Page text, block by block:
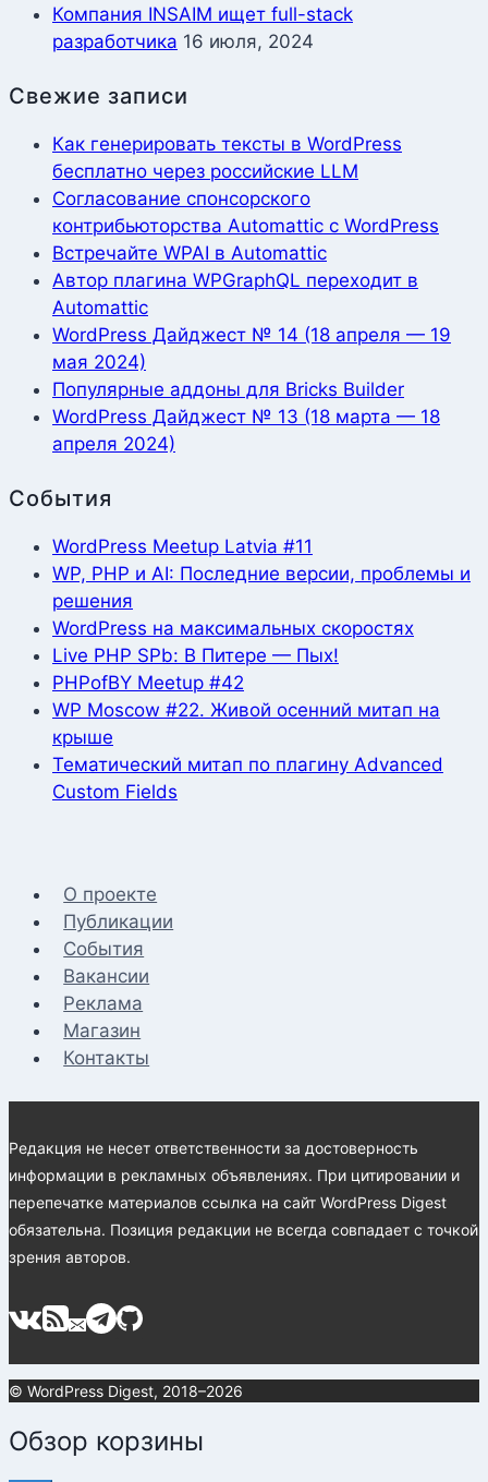
Компания INSAIM ищет full-stack
разработчика 16 июля, 2024
Свежие записи
Как генерировать тексты в WordPress
бесплатно через российские LLM
Согласование спонсорского
контрибьюторства Automattic с WordPress
Встречайте WPAI в Automattic
Автор плагина WPGraphQL переходит в
Automattic
WordPress Дайджест № 14 (18 апреля — 19
мая 2024)
Популярные аддоны для Bricks Builder
WordPress Дайджест № 13 (18 марта — 18
апреля 2024)
События
WordPress Meetup Latvia #11
WP, PHP и AI: Последние версии, проблемы и
решения
WordPress на максимальных скоростях
Live PHP SPb: В Питере — Пых!
PHPofBY Meetup #42
WP Moscow #22. Живой осенний митап на
крыше
Тематический митап по плагину Advanced
Custom Fields
О проекте
Публикации
События
Вакансии
Реклама
Магазин
Контакты
Редакция не несет ответственности за достоверность
информации в рекламных объявлениях. При цитировании и
перепечатке материалов ссылка на сайт WordPress Digest
обязательна. Позиция редакции не всегда совпадает с точкой
зрения авторов.
© WordPress Digest, 2018–2026
Обзор корзины